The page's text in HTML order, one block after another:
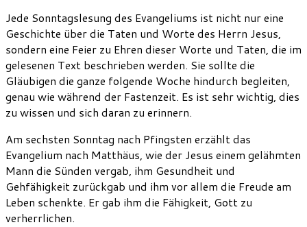
Jede Sonntagslesung des Evangeliums ist nicht nur eine
Geschichte über die Taten und Worte des Herrn Jesus,
sondern eine Feier zu Ehren dieser Worte und Taten, die im
gelesenen Text beschrieben werden. Sie sollte die
Gläubigen die ganze folgende Woche hindurch begleiten,
genau wie während der Fastenzeit. Es ist sehr wichtig, dies
zu wissen und sich daran zu erinnern.
Am sechsten Sonntag nach Pfingsten erzählt das
Evangelium nach Matthäus, wie der Jesus einem gelähmten
Mann die Sünden vergab, ihm Gesundheit und
Gehfähigkeit zurückgab und ihm vor allem die Freude am
Leben schenkte. Er gab ihm die Fähigkeit, Gott zu
verherrlichen.